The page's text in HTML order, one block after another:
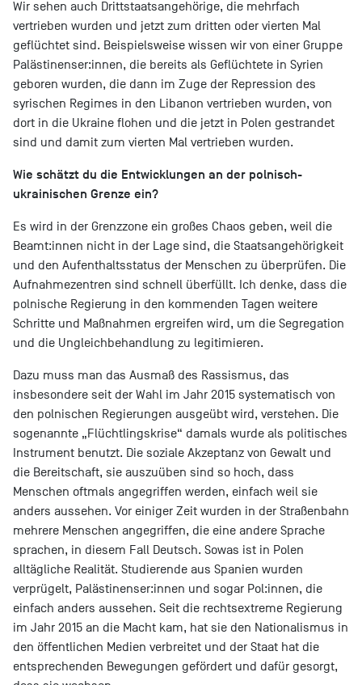
Wir sehen auch Drittstaatsangehörige, die mehrfach
vertrieben wurden und jetzt zum dritten oder vierten Mal
geflüchtet sind. Beispielsweise wissen wir von einer Gruppe
Palästinenser:innen, die bereits als Geflüchtete in Syrien
geboren wurden, die dann im Zuge der Repression des
syrischen Regimes in den Libanon vertrieben wurden, von
dort in die Ukraine flohen und die jetzt in Polen gestrandet
sind und damit zum vierten Mal vertrieben wurden.
Wie schätzt du die Entwicklungen an der polnisch-
ukrainischen Grenze ein?
Es wird in der Grenzzone ein großes Chaos geben, weil die
Beamt:innen nicht in der Lage sind, die Staatsangehörigkeit
und den Aufenthaltsstatus der Menschen zu überprüfen. Die
Aufnahmezentren sind schnell überfüllt. Ich denke, dass die
polnische Regierung in den kommenden Tagen weitere
Schritte und Maßnahmen ergreifen wird, um die Segregation
und die Ungleichbehandlung zu legitimieren.
Dazu muss man das Ausmaß des Rassismus, das
insbesondere seit der Wahl im Jahr 2015 systematisch von
den polnischen Regierungen ausgeübt wird, verstehen. Die
sogenannte „Flüchtlingskrise“ damals wurde als politisches
Instrument benutzt. Die soziale Akzeptanz von Gewalt und
die Bereitschaft, sie auszuüben sind so hoch, dass
Menschen oftmals angegriffen werden, einfach weil sie
anders aussehen. Vor einiger Zeit wurden in der Straßenbahn
mehrere Menschen angegriffen, die eine andere Sprache
sprachen, in diesem Fall Deutsch. Sowas ist in Polen
alltägliche Realität. Studierende aus Spanien wurden
verprügelt, Palästinenser:innen und sogar Pol:innen, die
einfach anders aussehen. Seit die rechtsextreme Regierung
im Jahr 2015 an die Macht kam, hat sie den Nationalismus in
den öffentlichen Medien verbreitet und der Staat hat die
entsprechenden Bewegungen gefördert und dafür gesorgt,